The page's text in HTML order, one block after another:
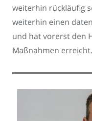
weiterhin rückläufig
weiterhin einen
und hat vorerst den
Maßnahmen erreicht.